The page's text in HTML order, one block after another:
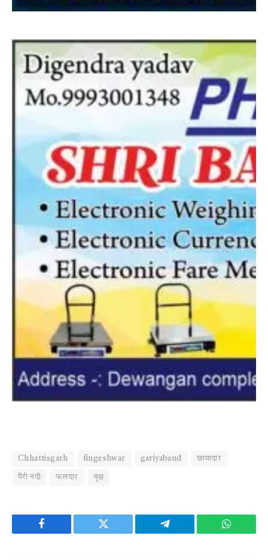
Chhattisgarh fingeshwar gariyaband छायादार
पैरी नदी फलदार वृक्ष
Facebook Twitter Telegram